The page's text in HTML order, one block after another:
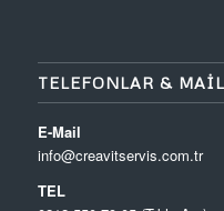
TELEFONLAR & MAIL
E-Mail
info@creavitservis.com.tr
TEL